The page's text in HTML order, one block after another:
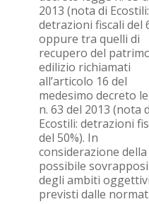
2013 (nota di Ecostili:
detrazioni fiscali del
oppure tra quelli di
recupero del
edilizio richiamati
all’articolo 16 del
medesimo decreto
n. 63 del 2013 (nota
Ecostili: detrazioni
del 50%). In
considerazione della
possibile
degli ambiti oggettivi
previsti dalle